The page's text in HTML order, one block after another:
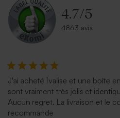
4.7/5
4863 avis
J'ai acheté 1valise et une boîte
sont vraiment très jolis et
Aucun regret. La livraison et le
recommande